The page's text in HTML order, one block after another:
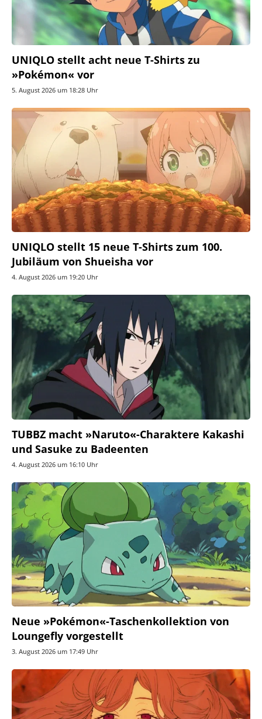
UNIQLO stellt acht neue T-Shirts zu
»Pokémon« vor
5. August 2026 um 18:28 Uhr
UNIQLO stellt 15 neue T-Shirts zum 100.
Jubiläum von Shueisha vor
4. August 2026 um 19:20 Uhr
TUBBZ macht »Naruto«-Charaktere Kakashi
und Sasuke zu Badeenten
4. August 2026 um 16:10 Uhr
Neue »Pokémon«-Taschenkollektion von
Loungefly vorgestellt
3. August 2026 um 17:49 Uhr